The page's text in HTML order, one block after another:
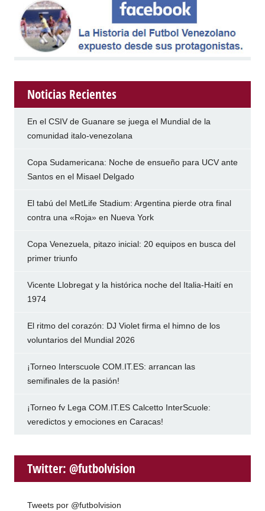
Noticias Recientes
En el CSIV de Guanare se juega el Mundial de la
comunidad italo-venezolana
Copa Sudamericana: Noche de ensueño para UCV ante
Santos en el Misael Delgado
El tabú del MetLife Stadium: Argentina pierde otra final
contra una «Roja» en Nueva York
Copa Venezuela, pitazo inicial: 20 equipos en busca del
primer triunfo
Vicente Llobregat y la histórica noche del Italia-Haití en
1974
El ritmo del corazón: DJ Violet firma el himno de los
voluntarios del Mundial 2026
¡Torneo Interscuole COM.IT.ES: arrancan las
semifinales de la pasión!
¡Torneo fv Lega COM.IT.ES Calcetto InterScuole:
veredictos y emociones en Caracas!
Twitter: @futbolvision
Tweets por @futbolvision